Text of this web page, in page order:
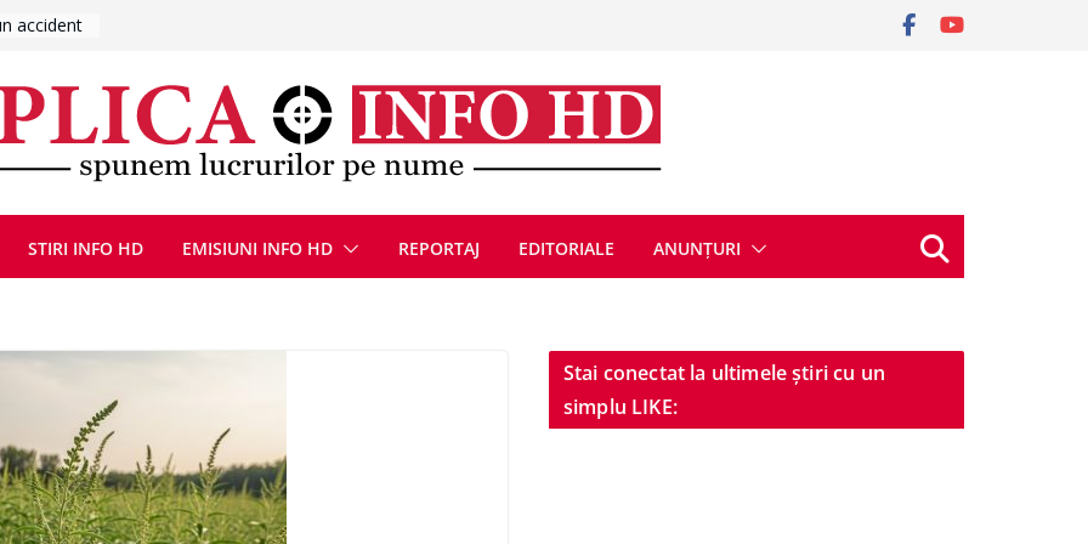
reunite
la cea de-
de
înSTIRI INFO HD EMISIUNI INFO HD REPORTAJ EDITORIALE ANUNȚURI
Stai conectat la ultimele știri cu un
simplu LIKE: